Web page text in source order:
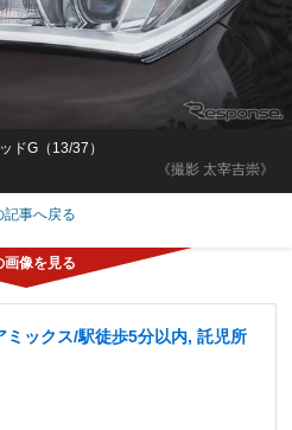
《撮影 太宰吉崇》
ドG（13/37）
記事へ戻る
ミックス/駅徒歩5分以内, 託児所